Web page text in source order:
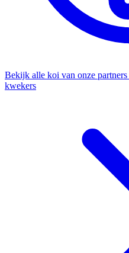
Bekijk alle koi van onze partners
kwekers